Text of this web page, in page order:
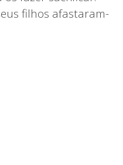
filhos afastaram-